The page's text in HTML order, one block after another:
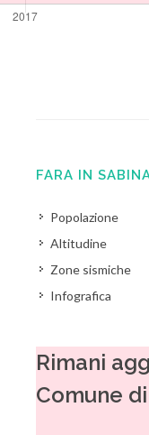
FARA IN
Popolazione
Altitudine
Zone sismiche
Infografica
Rimani
Comune